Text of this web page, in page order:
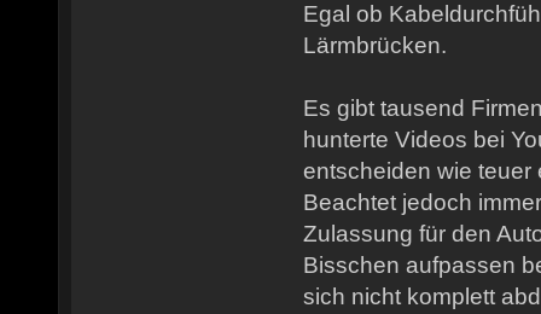
Egal ob
Lärmbrücken.
Es gibt tausend
hunterte Videos bei
entscheiden wie teuer
Beachtet jedoch
Zulassung für den
Bisschen aufpassen
sich nicht komplett